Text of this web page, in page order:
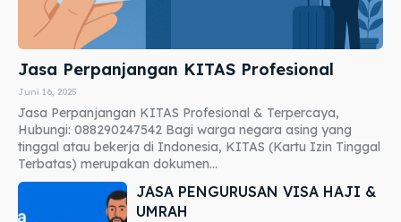
Jasa Perpanjangan KITAS Profesional
Juni 16, 2025
Jasa Perpanjangan KITAS Profesional & Terpercaya,
Hubungi: 088290247542 Bagi warga negara asing yang
tinggal atau bekerja di Indonesia, KITAS (Kartu Izin Tinggal
Terbatas) merupakan dokumen...
JASA PENGURUSAN VISA HAJI &
UMRAH